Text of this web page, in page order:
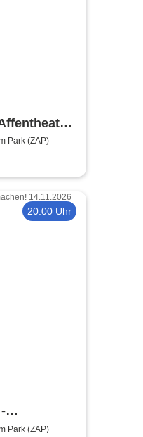
Park (ZAP)
20:00 Uhr
Park (ZAP)